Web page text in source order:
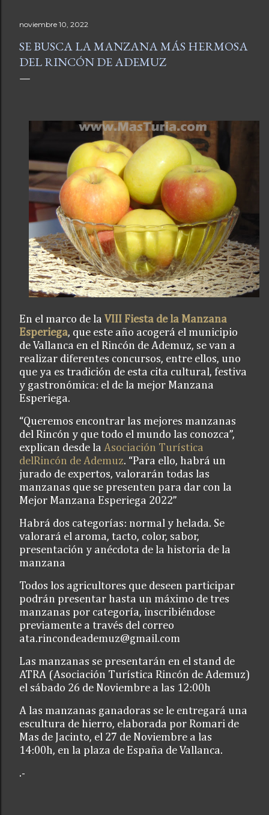
noviembre 10, 2022
SE BUSCA LA MANZANA MÁS HERMOSA
DEL RINCÓN DE ADEMUZ
En el marco de la VIII Fiesta de la Manzana
Esperiega, que este año acogerá el municipio
de Vallanca en el Rincón de Ademuz, se van a
realizar diferentes concursos, entre ellos, uno
que ya es tradición de esta cita cultural, festiva
y gastronómica: el de la mejor Manzana
Esperiega.
“Queremos encontrar las mejores manzanas
del Rincón y que todo el mundo las conozca”,
explican desde la Asociación Turística
delRincón de Ademuz. “Para ello, habrá un
jurado de expertos, valorarán todas las
manzanas que se presenten para dar con la
Mejor Manzana Esperiega 2022”
Habrá dos categorías: normal y helada. Se
valorará el aroma, tacto, color, sabor,
presentación y anécdota de la historia de la
manzana
Todos los agricultores que deseen participar
podrán presentar hasta un máximo de tres
manzanas por categoría, inscribiéndose
previamente a través del correo
ata.rincondeademuz@gmail.com
Las manzanas se presentarán en el stand de
ATRA (Asociación Turística Rincón de Ademuz)
el sábado 26 de Noviembre a las 12:00h
A las manzanas ganadoras se le entregará una
escultura de hierro, elaborada por Romari de
Mas de Jacinto, el 27 de Noviembre a las
14:00h, en la plaza de España de Vallanca.
.-